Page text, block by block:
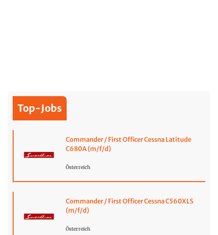
Top-Jobs
Commander / First Officer Cessna Latitude
C680A (m/f/d)
Österreich
Commander / First Officer Cessna C560XLS
(m/f/d)
Österreich